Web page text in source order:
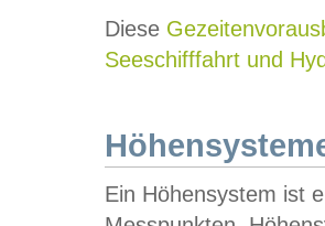
Diese
Seeschifffahrt und
Ein Höhensystem ist